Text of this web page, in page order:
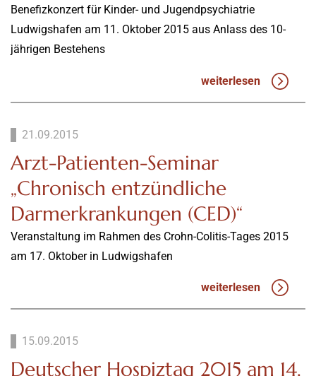
Benefizkonzert für Kinder- und Jugendpsychiatrie
Ludwigshafen am 11. Oktober 2015 aus Anlass des 10-
jährigen Bestehens
weiterlesen
21.09.2015
Arzt-Patienten-Seminar
„Chronisch entzündliche
Darmerkrankungen (CED)“
Veranstaltung im Rahmen des Crohn-Colitis-Tages 2015
am 17. Oktober in Ludwigshafen
weiterlesen
15.09.2015
Deutscher Hospiztag 2015 am 14.